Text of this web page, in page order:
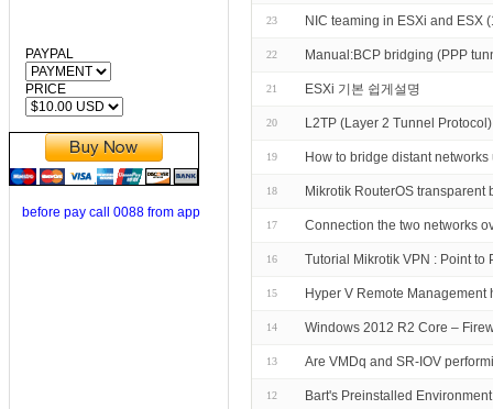
PAYPAL
PRICE
before pay call 0088 from app
23 NIC teaming in ESXi and ESX
22 Manual:BCP bridging (PPP
21 ESXi 기본 쉽게설명
20 L2TP (Layer 2 Tunnel
19 How to bridge distant
18 Mikrotik RouterOS transparent
17 Connection the two networks
16 Tutorial Mikrotik VPN : Point to
15 Hyper V Remote Management
14 Windows 2012 R2 Core –
13 Are VMDq and SR-IOV
12 Bart's Preinstalled